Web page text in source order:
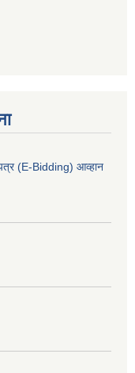
(E-Bidding) आव्हान